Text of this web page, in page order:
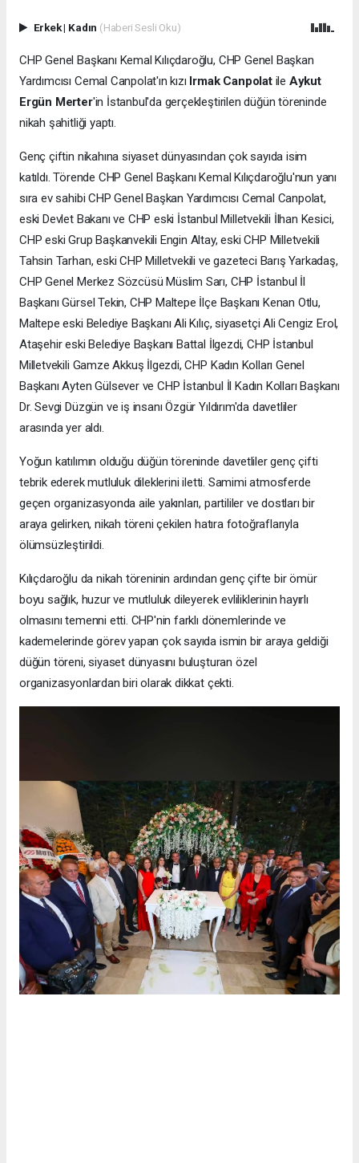
Erkek| Kadın (Haberi Sesli Oku)
CHP Genel Başkanı Kemal Kılıçdaroğlu, CHP Genel Başkan
Yardımcısı Cemal Canpolat'ın kızı Irmak Canpolatile Aykut
Ergün Merter'in İstanbul'da gerçekleştirilen düğün töreninde
nikah şahitliği yaptı.
Genç çiftin nikahına siyaset dünyasından çok sayıda isim
katıldı. Törende CHP Genel Başkanı Kemal Kılıçdaroğlu'nun yanı
sıra ev sahibi CHP Genel Başkan Yardımcısı Cemal Canpolat,
eski Devlet Bakanı ve CHP eski İstanbul Milletvekili İlhan Kesici,
CHP eski Grup Başkanvekili Engin Altay, eski CHP Milletvekili
Tahsin Tarhan, eski CHP Milletvekili ve gazeteci Barış Yarkadaş,
CHP Genel Merkez Sözcüsü Müslim Sarı, CHP İstanbul İl
Başkanı Gürsel Tekin, CHP Maltepe İlçe Başkanı Kenan Otlu,
Maltepe eski Belediye Başkanı Ali Kılıç, siyasetçi Ali Cengiz Erol,
Ataşehir eski Belediye Başkanı Battal İlgezdi, CHP İstanbul
Milletvekili Gamze Akkuş İlgezdi, CHP Kadın Kolları Genel
Başkanı Ayten Gülsever ve CHP İstanbul İl Kadın Kolları Başkanı
Dr. Sevgi Düzgün ve iş insanı Özgür Yıldırım'da davetliler
arasında yer aldı.
Yoğun katılımın olduğu düğün töreninde davetliler genç çifti
tebrik ederek mutluluk dileklerini iletti. Samimi atmosferde
geçen organizasyonda aile yakınları, partililer ve dostları bir
araya gelirken, nikah töreni çekilen hatıra fotoğraflarıyla
ölümsüzleştirildi.
Kılıçdaroğlu da nikah töreninin ardından genç çifte bir ömür
boyu sağlık, huzur ve mutluluk dileyerek evliliklerinin hayırlı
olmasını temenni etti. CHP'nin farklı dönemlerinde ve
kademelerinde görev yapan çok sayıda ismin bir araya geldiği
düğün töreni, siyaset dünyasını buluşturan özel
organizasyonlardan biri olarak dikkat çekti.